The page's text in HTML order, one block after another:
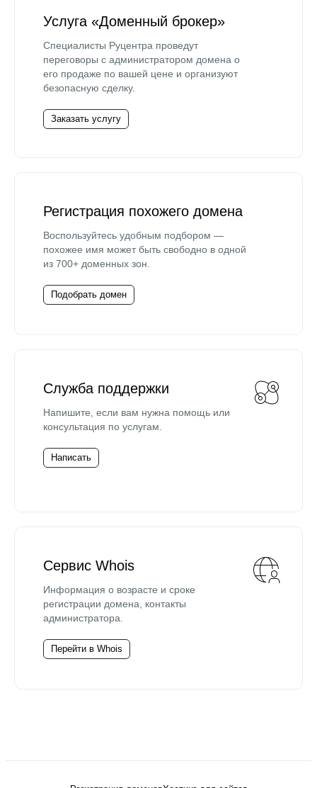
Услуга «Доменный брокер»
Специалисты Руцентра проведут
переговоры с администратором домена о
его продаже по вашей цене и организуют
безопасную сделку.
Заказать услугу
Регистрация похожего домена
Воспользуйтесь удобным подбором —
похожее имя может быть свободно в одной
из 700+ доменных зон.
Подобрать домен
Служба поддержки
Напишите, если вам нужна помощь или
консультация по услугам.
Написать
Сервис Whois
Информация о возрасте и сроке
регистрации домена, контакты
администратора.
Перейти в Whois